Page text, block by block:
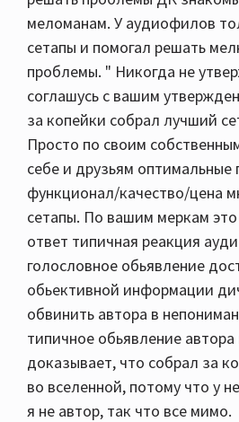
меломанам. У аудиофилов
сетапы и помогал решать
проблемы. " Никогда не
соглашусь с вашим
за копейки собрал лучший
Просто по своим
себе и друзьям
функционал/качество/цена
сетапы. По вашим меркам
ответ типичная реакция
голословное обьявление
обьективной информации
обвинить автора в
типичное обьявление
доказывает, что собрал за
во вселенной, потому что у
я не автор, так что все мимо.